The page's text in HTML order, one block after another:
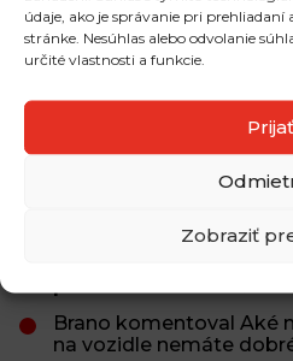
údaje, ako je správanie pri prehliadaní
stránke. Nesúhlas alebo odvolanie
určité vlastnosti a funkcie.
Prijať
Zobraziť
Aké zimné pneumatiky
ceste do zahraničia?
Najnovšie
off-road pneumatiky?
Brano komentoval Aké
na vozidle nemáte